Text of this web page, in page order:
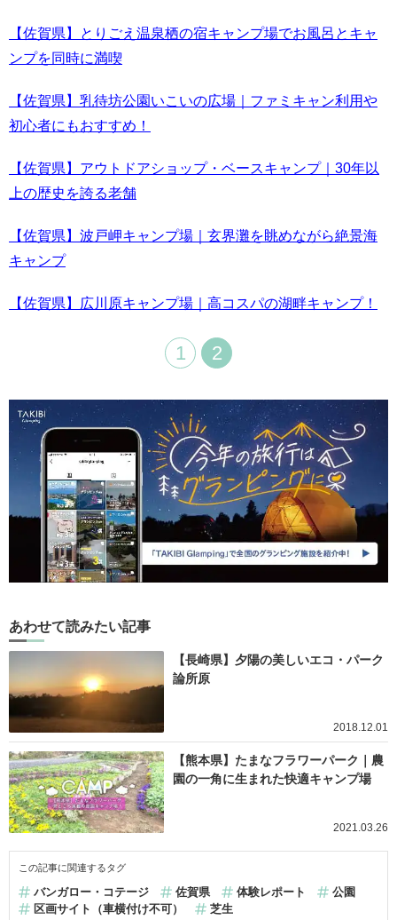
【佐賀県】とりごえ温泉栖の宿キャンプ場でお風呂とキャ
ンプを同時に満喫
【佐賀県】乳待坊公園いこいの広場｜ファミキャン利用や
初心者にもおすすめ！
【佐賀県】アウトドアショップ・ベースキャンプ｜30年以
上の歴史を誇る老舗
【佐賀県】波戸岬キャンプ場｜玄界灘を眺めながら絶景海
キャンプ
【佐賀県】広川原キャンプ場｜高コスパの湖畔キャンプ！
1 2
あわせて読みたい記事
【長崎県】夕陽の美しいエコ・パーク
論所原
2018.12.01
【熊本県】たまなフラワーパーク｜農
園の一角に生まれた快適キャンプ場
2021.03.26
この記事に関連するタグ
バンガロー・コテージ 佐賀県 体験レポート
公園
区画サイト（車横付け不可）
芝生